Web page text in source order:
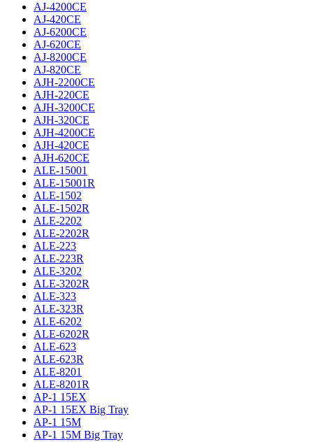
AJ-4200CE
AJ-420CE
AJ-6200CE
AJ-620CE
AJ-8200CE
AJ-820CE
AJH-2200CE
AJH-220CE
AJH-3200CE
AJH-320CE
AJH-4200CE
AJH-420CE
AJH-620CE
ALE-15001
ALE-15001R
ALE-1502
ALE-1502R
ALE-2202
ALE-2202R
ALE-223
ALE-223R
ALE-3202
ALE-3202R
ALE-323
ALE-323R
ALE-6202
ALE-6202R
ALE-623
ALE-623R
ALE-8201
ALE-8201R
AP-1 15EX
AP-1 15EX Big Tray
AP-1 15M
AP-1 15M Big Tray